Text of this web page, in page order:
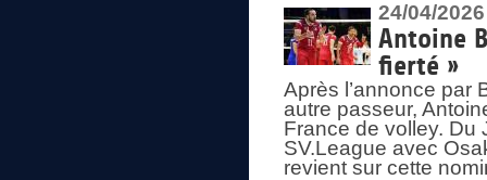
24/04/2026
Antoine
fierté »
Après l’annonce par
autre passeur,
France de volley. Du
SV.League avec
revient sur cette